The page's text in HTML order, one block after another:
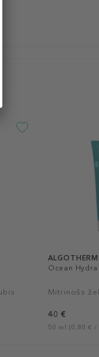
ALGOTHERM
Ocean
Mitrinošs
40 €
50 ml (0,80 € /